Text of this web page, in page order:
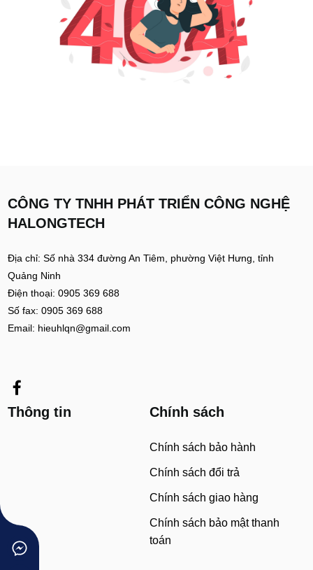
CÔNG TY TNHH PHÁT TRIỂN CÔNG NGHỆ
HALONGTECH
Địa chỉ: Số nhà 334 đường An Tiêm, phường Việt Hưng, tỉnh
Quảng Ninh
Điện thoại: 0905 369 688
Số fax: 0905 369 688
Email: hieuhlqn@gmail.com
Thông tin Chính sách
Chính sách bảo hành
Chính sách đổi trả
Chính sách giao hàng
Chính sách bảo mật thanh
toán